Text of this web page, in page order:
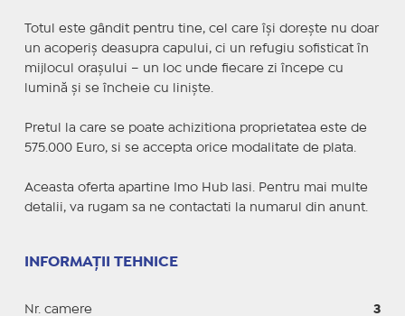
Totul este gândit pentru tine, cel care își dorește nu doar
un acoperiș deasupra capului, ci un refugiu sofisticat în
mijlocul orașului – un loc unde fiecare zi începe cu
lumină și se încheie cu liniște.
Pretul la care se poate achizitiona proprietatea este de
575.000 Euro, si se accepta orice modalitate de plata.
Aceasta oferta apartine Imo Hub Iasi. Pentru mai multe
detalii, va rugam sa ne contactati la numarul din anunt.
INFORMAȚII TEHNICE
Nr. camere 3